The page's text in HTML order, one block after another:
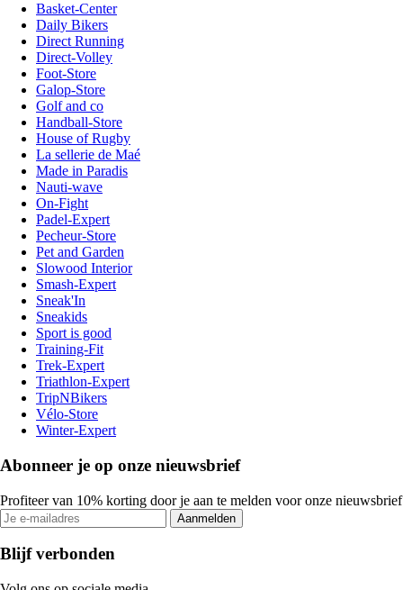
Basket-Center
Daily Bikers
Direct Running
Direct-Volley
Foot-Store
Galop-Store
Golf and co
Handball-Store
House of Rugby
La sellerie de Maé
Made in Paradis
Nauti-wave
On-Fight
Padel-Expert
Pecheur-Store
Pet and Garden
Slowood Interior
Smash-Expert
Sneak'In
Sneakids
Sport is good
Training-Fit
Trek-Expert
Triathlon-Expert
TripNBikers
Vélo-Store
Winter-Expert
Abonneer je op onze nieuwsbrief
Profiteer van 10% korting door je aan te melden voor onze nieuwsbrief
Aanmelden
Blijf verbonden